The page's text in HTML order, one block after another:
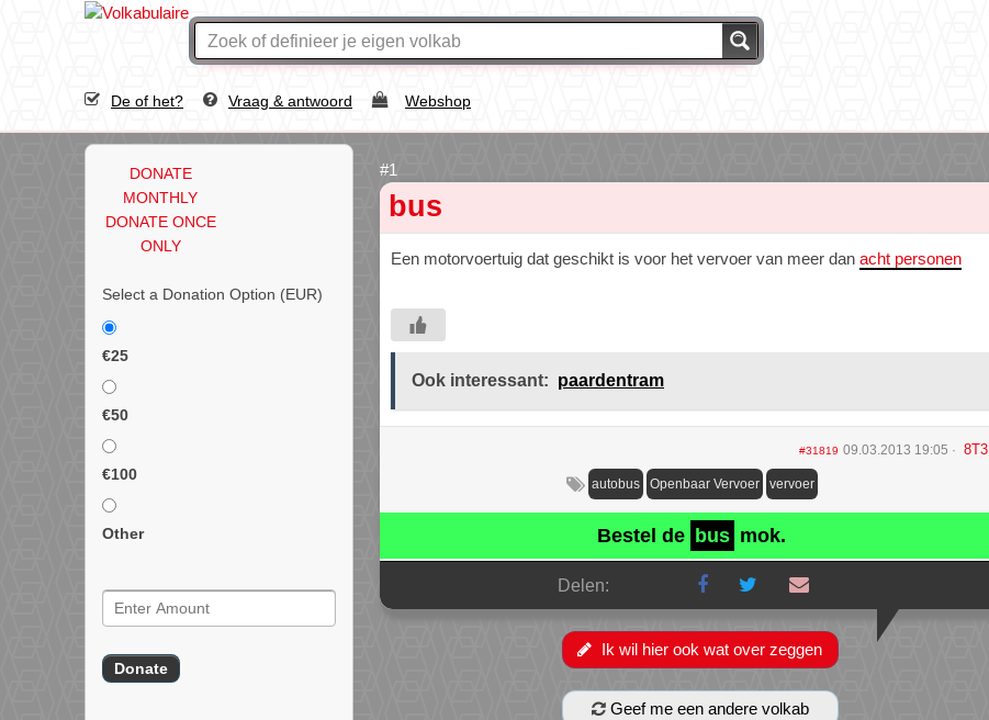
De of het? Vraag & antwoord Webshop
DONATE
MONTHLY
DONATE ONCE
ONLY
Select a Donation Option (EUR)
€25
€50
€100
Other
bus
Een motorvoertuig dat geschikt is voor het vervoer van meer dan acht personen
Ook interessant: paardentram
#31819 09.03.2013 19:05 8T3
autobus Openbaar Vervoer vervoer
Bestel de bus mok.
Delen:
Ik wil hier ook wat over zeggen
Geef me een andere volkab